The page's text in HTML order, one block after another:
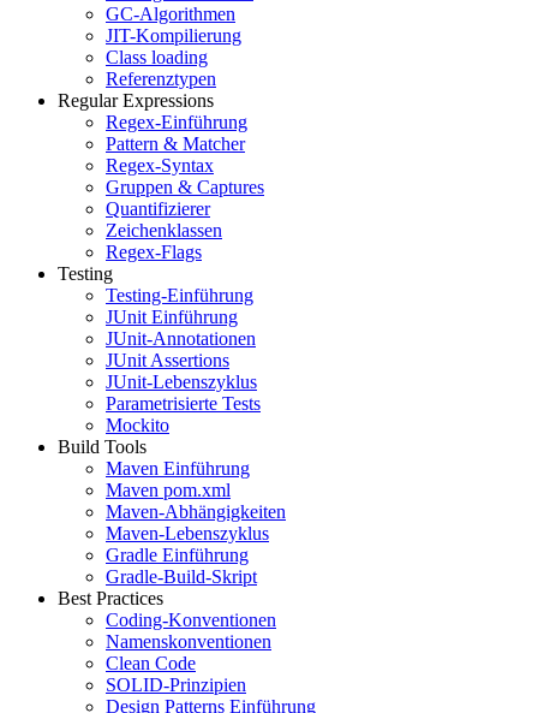
GC-Algorithmen
JIT-Kompilierung
Class loading
Referenztypen
Regular Expressions
Regex-Einführung
Pattern & Matcher
Regex-Syntax
Gruppen & Captures
Quantifizierer
Zeichenklassen
Regex-Flags
Testing
Testing-Einführung
JUnit Einführung
JUnit-Annotationen
JUnit Assertions
JUnit-Lebenszyklus
Parametrisierte Tests
Mockito
Build Tools
Maven Einführung
Maven pom.xml
Maven-Abhängigkeiten
Maven-Lebenszyklus
Gradle Einführung
Gradle-Build-Skript
Best Practices
Coding-Konventionen
Namenskonventionen
Clean Code
SOLID-Prinzipien
Design Patterns Einführung